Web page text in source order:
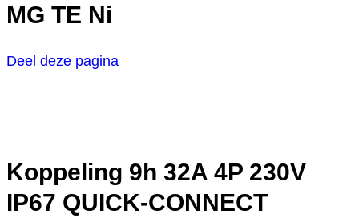
MG TE Ni
Deel deze pagina
Koppeling 9h 32A 4P 230V
IP67 QUICK-CONNECT